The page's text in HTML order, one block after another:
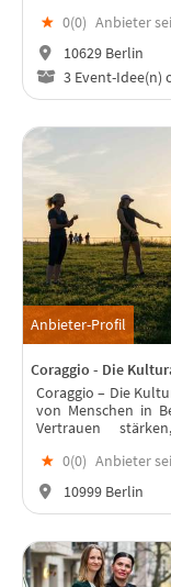
Berlin.
★ 0(0) Anbieter
10629 Berlin
3 Event-Idee(n)
Anbieter-Profil
Coraggio - Die
Coraggio – Die
von Menschen in
Vertrauen
Tempelhofer Feld.
★ 0(0) Anbieter
10999 Berlin